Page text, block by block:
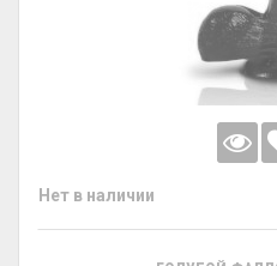
Нет в наличии